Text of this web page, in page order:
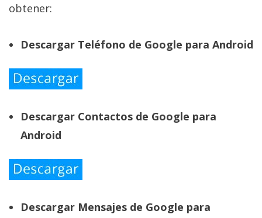
obtener:
Descargar Teléfono de Google para Android
Descargar Contactos de Google para
Android
Descargar Mensajes de Google para